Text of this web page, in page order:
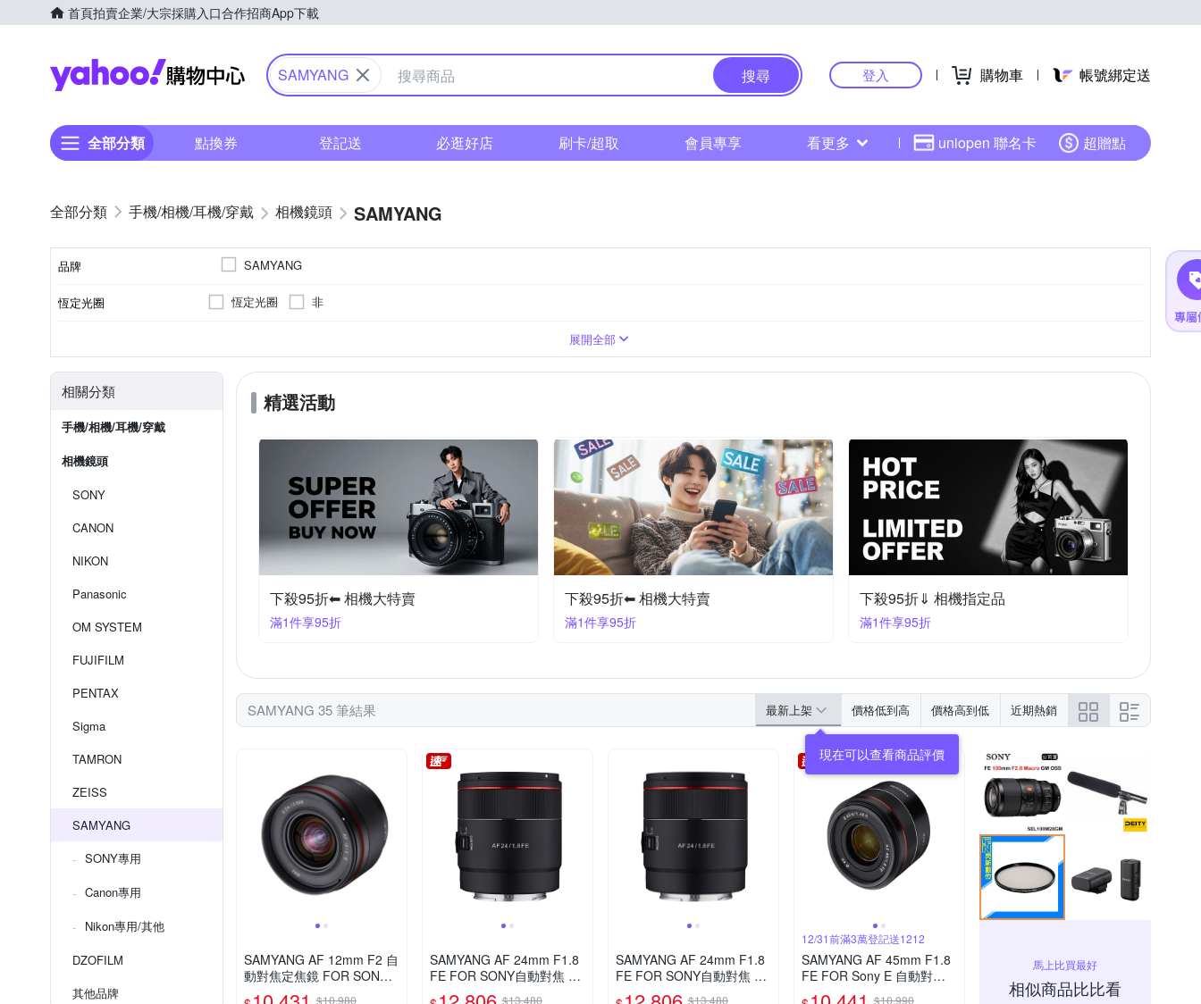
首頁拍賣企業/大宗採購入口合作招商App下載
Yahoo購物中心
SAMYANG 搜尋 登入 購物車 帳號綁定送
全部分類 點換券 登記送 必逛好店 刷卡/超取 會員專享 看更多 uniopen 聯名卡 超贈點
手機/相機/耳機/穿戴 相機鏡頭 SAMYANG
品牌 SAMYANG
恆定光圈 恆定光圈 非
望遠變焦
展開全部
相關分類
手機/相機/耳機/穿戴
相機鏡頭
SONY
CANON
NIKON
Panasonic
OM SYSTEM
FUJIFILM
PENTAX
Sigma
TAMRON
ZEISS
SAMYANG
SONY專用
Canon專用
Nikon專用/其他
DZOFILM
其他品牌
精選活動
下殺95折⬅︎ 相機大特賣
滿1件享95折
下殺95折⬅︎ 相機大特賣
滿1件享95折
下殺95折⇓ 相機指定品
滿1件享95折
SAMYANG 35 筆結果 最新上架 價格低到高 價格高到低 近期熱銷
SAMYANG AF 12mm F2 自
動對焦定焦鏡 FOR SONY E
接環 (公司貨) $10,980
SAMYANG AF 24mm F1.8
FE FOR SONY自動對焦 廣
角定焦鏡頭 (公司貨)
$13,480
SAMYANG AF 24mm F1.8
FE FOR SONY自動對焦 廣
角定焦鏡頭 (公司貨)
$13,480
12/31前滿3萬登記送1212
SAMYANG AF 45mm F1.8
FE FOR Sony E 自動對焦
(公司貨)
$10,990
馬上比買最好
相似商品比比看